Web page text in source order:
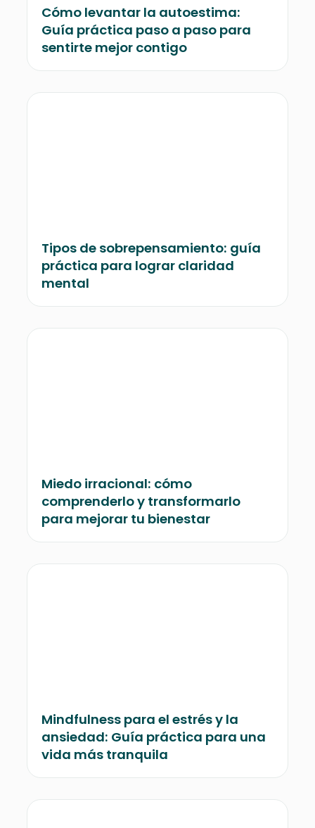
Cómo levantar la autoestima:
Guía práctica paso a paso para
sentirte mejor contigo
Tipos de sobrepensamiento: guía
práctica para lograr claridad
mental
Miedo irracional: cómo
comprenderlo y transformarlo
para mejorar tu bienestar
Mindfulness para el estrés y la
ansiedad: Guía práctica para una
vida más tranquila